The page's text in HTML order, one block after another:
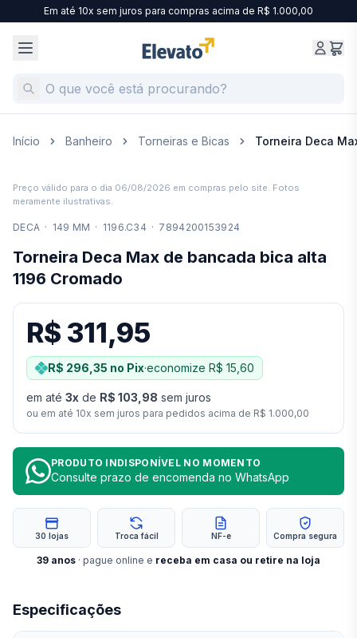
Em até 10x sem juros para compras acima de R$ 1.000,00
Início Banheiro Torneiras e Bicas Torneira Deca
Preço válido para o dia 06/08/2026 em compras pelo site. Fotos
meramente ilustrativas.
Especificações
DECA · 149 MM · 1196.C34 · 7894200153924
Torneira Deca Max de bancada bica alta
1196 Cromado
R$ 311,95
R$ 296,35 no Pix·economize R$ 15,60
em até 3x de R$ 103,98 sem juros
ou em até 10x sem juros para pedidos acima de R$ 1.000,00
PRODUTO INDISPONÍVEL NO MOMENTO
Consulte prazo de encomenda no WhatsApp
30 lojas Troca fácil NF-e Compra segura
39 anos · pague online e receba em casa ou retire na loja